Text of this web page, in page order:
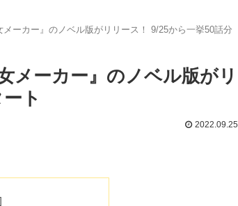
ーカー』のノベル版がリリース！ 9/25から一挙50話分
メーカー』のノベル版がリ
ト
2022.09.25